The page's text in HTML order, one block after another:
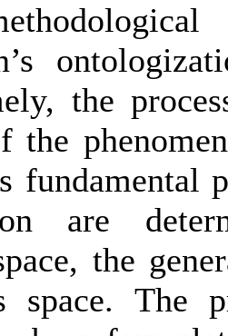
the
the
fundamental
are
the
space. The